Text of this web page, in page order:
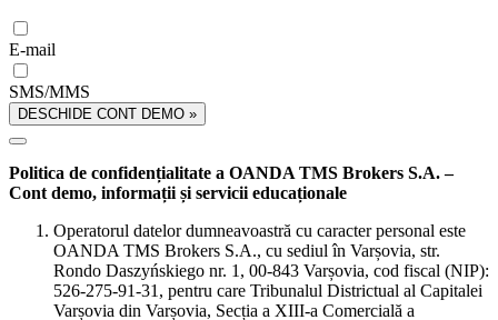
E-mail
SMS/MMS
DESCHIDE CONT DEMO »
Politica de confidențialitate a OANDA TMS Brokers S.A. –
Cont demo, informații și servicii educaționale
Operatorul datelor dumneavoastră cu caracter personal este
OANDA TMS Brokers S.A., cu sediul în Varșovia, str.
Rondo Daszyńskiego nr. 1, 00-843 Varșovia, cod fiscal (NIP):
526-275-91-31, pentru care Tribunalul Districtual al Capitalei
Varșovia din Varșovia, Secția a XIII-a Comercială a